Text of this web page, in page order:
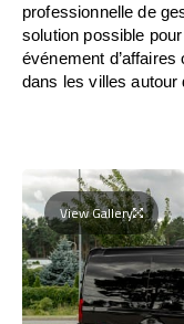
professionnelle de
solution possible
événement
dans les villes autour
View Gallery